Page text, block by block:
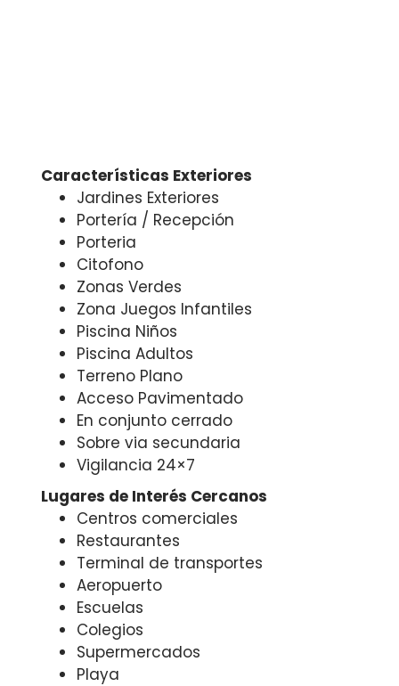
Características Exteriores
Jardines Exteriores
Portería / Recepción
Porteria
Citofono
Zonas Verdes
Zona Juegos Infantiles
Piscina Niños
Piscina Adultos
Terreno Plano
Acceso Pavimentado
En conjunto cerrado
Sobre via secundaria
Vigilancia 24×7
Lugares de Interés Cercanos
Centros comerciales
Restaurantes
Terminal de transportes
Aeropuerto
Escuelas
Colegios
Supermercados
Playa